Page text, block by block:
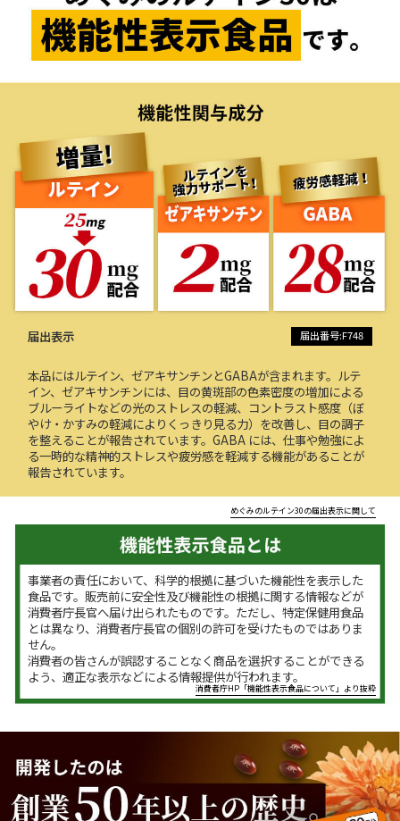
届出表示 届出番号:F748
本品にはルテイン、ゼアキサンチンとGABAが含まれます。ルテ
イン、ゼアキサンチンには、目の黄斑部の色素密度の増加による
ブルーライトなどの光のストレスの軽減、コントラスト感度（ぼ
やけ・かすみの軽減によりくっきり見る力）を改善し、目の調子
を整えることが報告されています。GABA には、仕事や勉強によ
る一時的な精神的ストレスや疲労感を軽減する機能があることが
報告されています。
めぐみのルテイン30の届出表示に関して
事業者の責任において、科学的根拠に基づいた機能性を表示した
食品です。販売前に安全性及び機能性の根拠に関する情報などが
消費者庁長官へ届け出られたものです。ただし、特定保健用食品
とは異なり、消費者庁長官の個別の許可を受けたものではありま
せん。
消費者の皆さんが誤認することなく商品を選択することができる
よう、適正な表示などによる情報提供が行われます。
消費者庁HP「機能性表示食品について」より抜粋